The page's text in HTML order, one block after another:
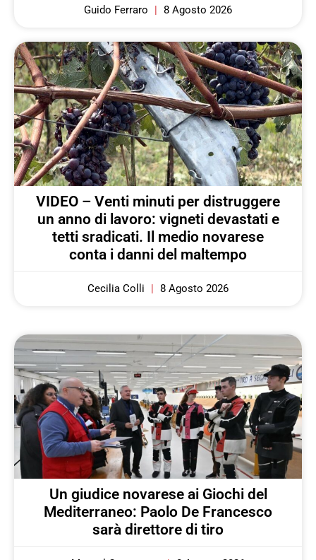
Guido Ferraro 8 Agosto 2026
VIDEO – Venti minuti per distruggere
un anno di lavoro: vigneti devastati e
tetti sradicati. Il medio novarese
conta i danni del maltempo
Cecilia Colli 8 Agosto 2026
Un giudice novarese ai Giochi del
Mediterraneo: Paolo De Francesco
sarà direttore di tiro